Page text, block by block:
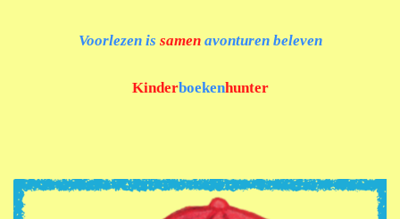
Voorlezen is samen avonturen beleven
Kinderboekenhunter